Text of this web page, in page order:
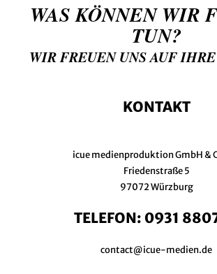
WAS KÖNNEN WIR
TUN?
WIR FREUEN UNS AUF
KONTAKT
icue medienproduktion GmbH &
Friedenstraße 5
97072 Würzburg
TELEFON: 0931
contact@icue-medien.de